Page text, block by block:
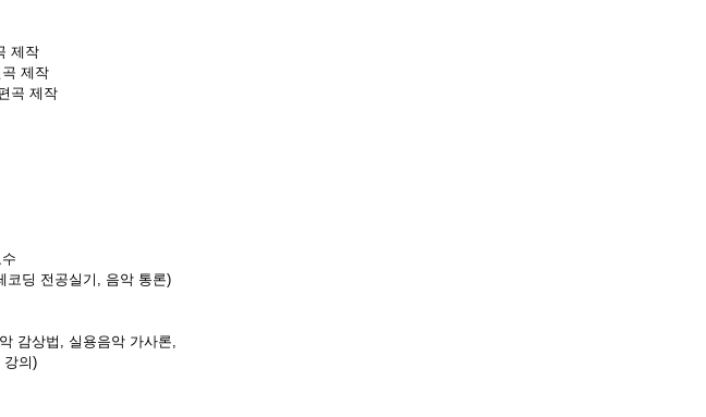
제작
곡 제작
곡 제작
딩 전공실기, 음악 통론)
감상법, 실용음악 가사론,
강의)